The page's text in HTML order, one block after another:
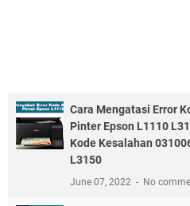
Cara Mengatasi Error
Pinter Epson L1110
Kode Kesalahan
L3150
June 07, 2022 No